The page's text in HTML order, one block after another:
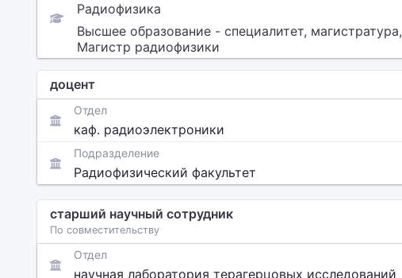
Радиофизика
Высшее образование - специалитет, магистратура,
Магистр радиофизики
доцент
Отдел
каф. радиоэлектроники
Подразделение
Радиофизический факультет
старший научный сотрудник
По совместительству
Отдел
научная лаборатория терагерцовых исследований